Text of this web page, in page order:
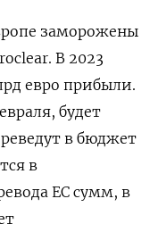
заморожены
В 2023
евро прибыли.
будет
в бюджет
в
ЕС сумм, в